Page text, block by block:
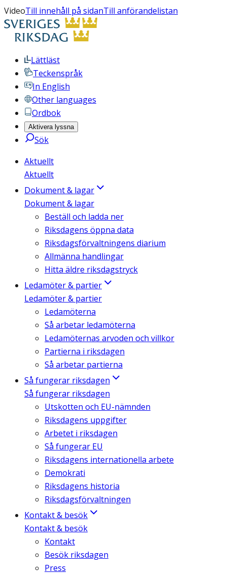
VideoTill innehåll på sidanTill anförandelistan
Lättläst
Teckenspråk
In English
Other languages
Ordbok
Aktivera lyssna
Sök
Aktuellt
Aktuellt
Dokument & lagar
Dokument & lagar
Beställ och ladda ner
Riksdagens öppna data
Riksdagsförvaltningens diarium
Allmänna handlingar
Hitta äldre riksdagstryck
Ledamöter & partier
Ledamöter & partier
Ledamöterna
Så arbetar ledamöterna
Ledamöternas arvoden och villkor
Partierna i riksdagen
Så arbetar partierna
Så fungerar riksdagen
Så fungerar riksdagen
Utskotten och EU-nämnden
Riksdagens uppgifter
Arbetet i riksdagen
Så fungerar EU
Riksdagens internationella arbete
Demokrati
Riksdagens historia
Riksdagsförvaltningen
Kontakt & besök
Kontakt & besök
Kontakt
Besök riksdagen
Press